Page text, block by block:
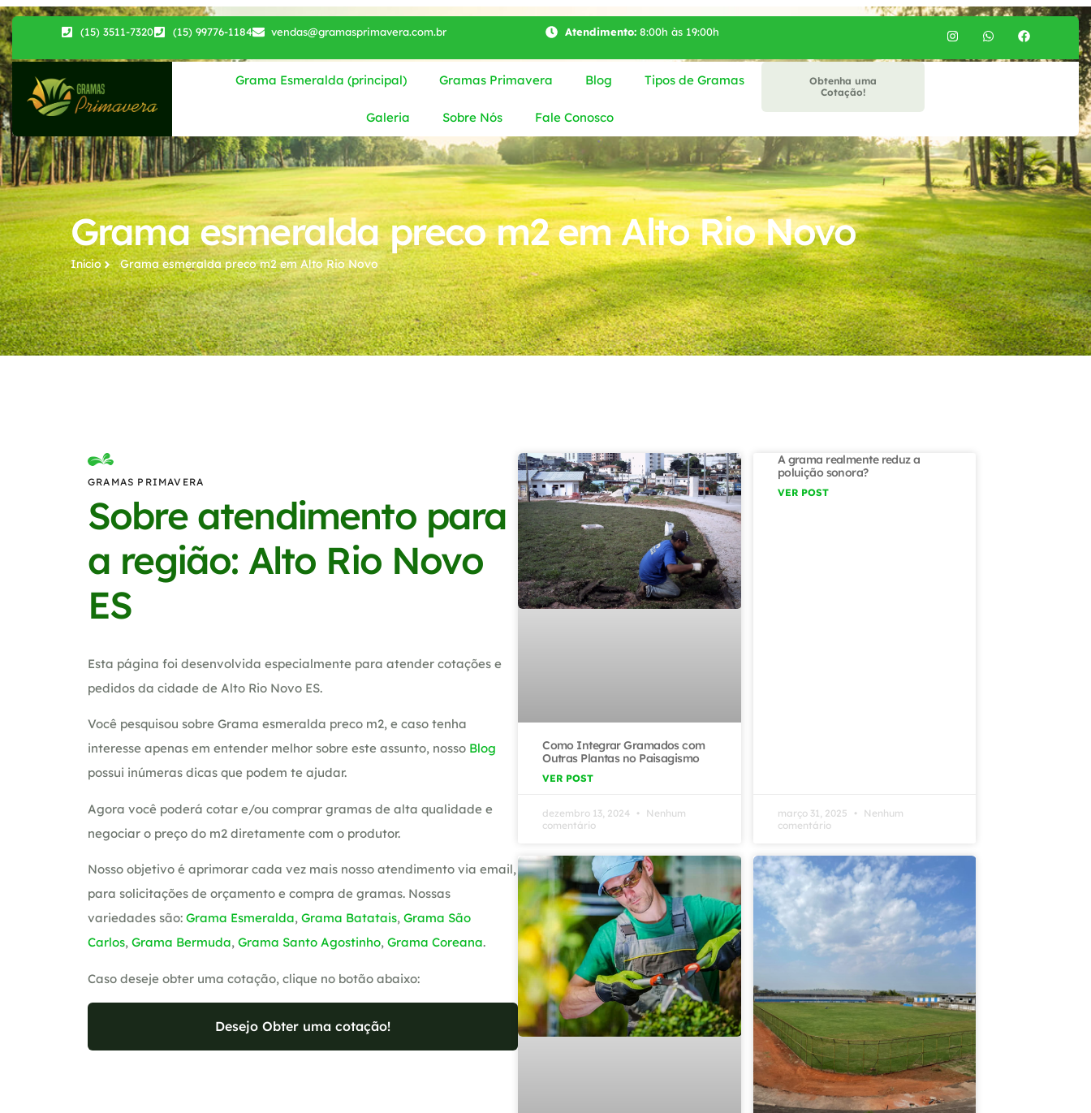
(15) 3511-7320 (15) 99776-1184 vendas@gramasprimavera.com.br Atendimento:8:00h às 19:00h
Grama Esmeralda (principal) Gramas Primavera Blog Tipos de Gramas
Galeria Sobre Nós Fale Conosco
Obtenha uma
Cotação!
Grama esmeralda preco m2 em Alto Rio Novo
Início Grama esmeralda preco m2​ em Alto Rio Novo
GRAMAS PRIMAVERA
Sobre atendimento para
a região: Alto Rio Novo
ES
Esta página foi desenvolvida especialmente para atender cotações e
pedidos da cidade de Alto Rio Novo ES.
Você pesquisou sobre Grama esmeralda preco m2, e caso tenha
interesse apenas em entender melhor sobre este assunto, nosso Blog
possui inúmeras dicas que podem te ajudar.
Agora você poderá cotar e/ou comprar gramas de alta qualidade e
negociar o preço do m2 diretamente com o produtor.
Nosso objetivo é aprimorar cada vez mais nosso atendimento via email,
para solicitações de orçamento e compra de gramas. Nossas
variedades são: Grama Esmeralda, Grama Batatais, Grama São
Carlos, Grama Bermuda, Grama Santo Agostinho, Grama Coreana.
Caso deseje obter uma cotação, clique no botão abaixo:
Desejo Obter uma cotação!
Como Integrar Gramados com
Outras Plantas no Paisagismo
VER POST
dezembro 13, 2024
Nenhum
comentário
A grama realmente reduz a
poluição sonora?
VER POST
março 31, 2025
Nenhum
comentário